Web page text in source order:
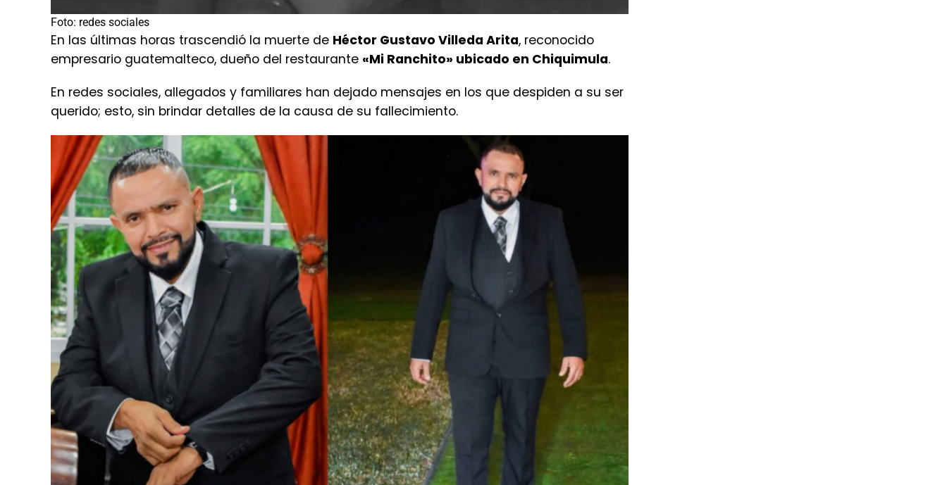
Foto: redes sociales
En las últimas horas trascendió la muerte de Héctor Gustavo Villeda Arita, reconocido
empresario guatemalteco, dueño del restaurante «Mi Ranchito» ubicado en Chiquimula.
En redes sociales, allegados y familiares han dejado mensajes en los que despiden a su ser
querido; esto, sin brindar detalles de la causa de su fallecimiento.